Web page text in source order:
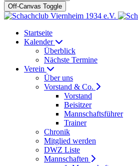
Off-Canvas Toggle
Startseite
Kalender
Überblick
Nächste Termine
Verein
Über uns
Vorstand & Co.
Vorstand
Beisitzer
Mannschaftsführer
Trainer
Chronik
Mitglied werden
DWZ Liste
Mannschaften